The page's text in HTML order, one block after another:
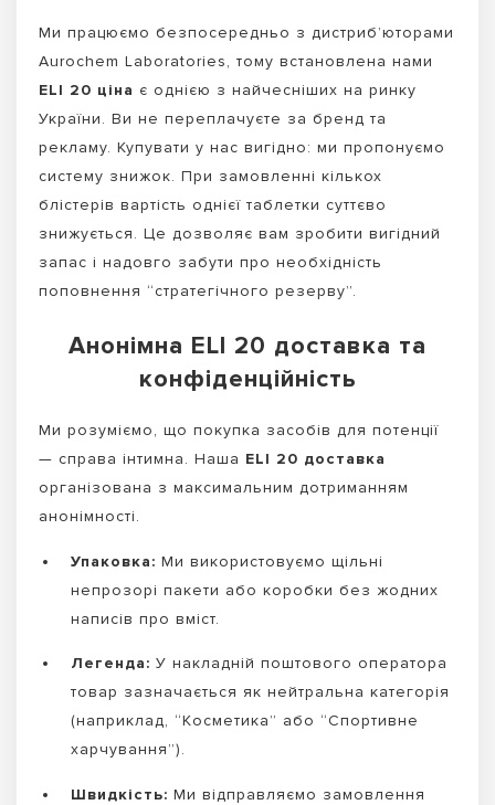
Ми працюємо безпосередньо з дистриб’юторами
Aurochem Laboratories, тому встановлена нами
ELI 20 ціна є однією з найчесніших на ринку
України. Ви не переплачуєте за бренд та
рекламу. Купувати у нас вигідно: ми пропонуємо
систему знижок. При замовленні кількох
блістерів вартість однієї таблетки суттєво
знижується. Це дозволяє вам зробити вигідний
запас і надовго забути про необхідність
поповнення “стратегічного резерву”.
Анонімна ELI 20 доставка та
конфіденційність
Ми розуміємо, що покупка засобів для потенції
— справа інтимна. Наша ELI 20 доставка
організована з максимальним дотриманням
анонімності.
Упаковка: Ми використовуємо щільні
непрозорі пакети або коробки без жодних
написів про вміст.
Легенда: У накладній поштового оператора
товар зазначається як нейтральна категорія
(наприклад, “Косметика” або “Спортивне
харчування”).
Швидкість: Ми відправляємо замовлення